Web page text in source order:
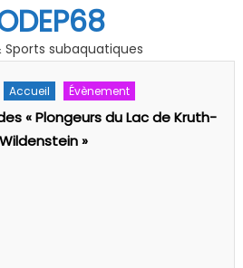
Sports subaquatiques
Actualités PSP
Départemental PSP 68